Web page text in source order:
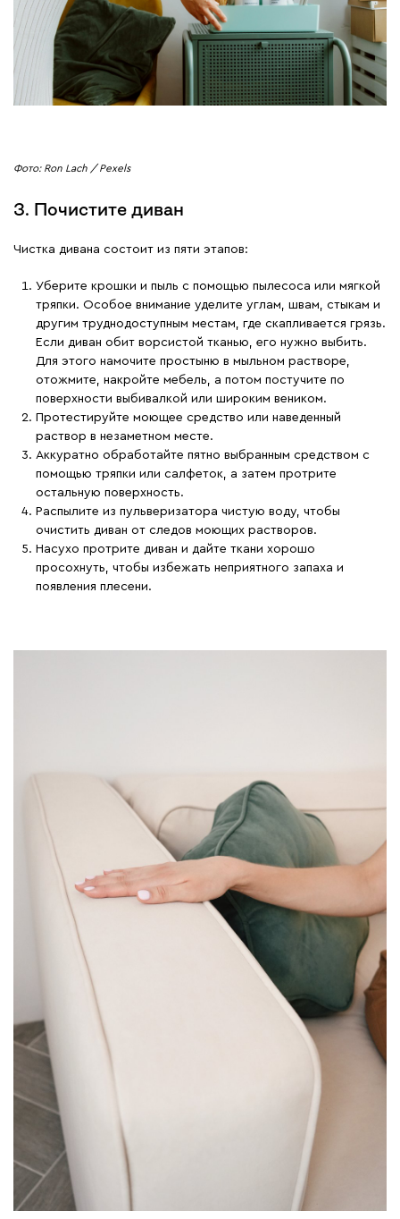
Фото: Ron Lach / Pexels
3. Почистите диван
Чистка дивана состоит из пяти этапов:
Уберите крошки и пыль с помощью пылесоса или мягкой
тряпки. Особое внимание уделите углам, швам, стыкам и
другим труднодоступным местам, где скапливается грязь.
Если диван обит ворсистой тканью, его нужно выбить.
Для этого намочите простыню в мыльном растворе,
отожмите, накройте мебель, а потом постучите по
поверхности выбивалкой или широким веником.
Протестируйте моющее средство или наведенный
раствор в незаметном месте.
Аккуратно обработайте пятно выбранным средством с
помощью тряпки или салфеток, а затем протрите
остальную поверхность.
Распылите из пульверизатора чистую воду, чтобы
очистить диван от следов моющих растворов.
Насухо протрите диван и дайте ткани хорошо
просохнуть, чтобы избежать неприятного запаха и
появления плесени.